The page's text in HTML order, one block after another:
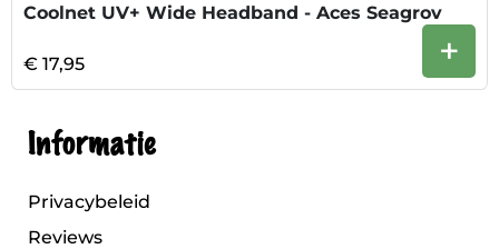
Coolnet UV+ Wide Headband - Aces Seagrov
€ 17,95 +
Informatie
Privacybeleid
Reviews